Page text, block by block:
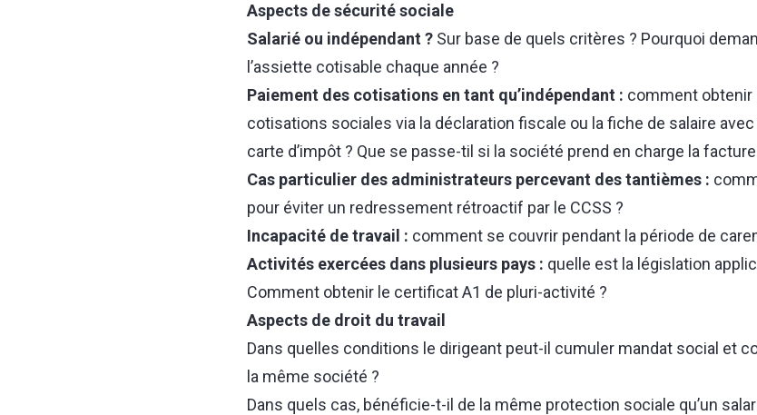
Aspects de sécurité sociale
Salarié ou indépendant ? Sur base de quels critères ? Pourquoi
l’assiette cotisable chaque année ?
Paiement des cotisations en tant qu’indépendant : comment obtenir
cotisations sociales via la déclaration fiscale ou la fiche de salaire
carte d’impôt ? Que se passe-til si la société prend en charge la facture
Cas particulier des administrateurs percevant des tantièmes :
pour éviter un redressement rétroactif par le CCSS ?
Incapacité de travail : comment se couvrir pendant la période de
Activités exercées dans plusieurs pays : quelle est la législation
Comment obtenir le certificat A1 de pluri-activité ?
Aspects de droit du travail
Dans quelles conditions le dirigeant peut-il cumuler mandat social et
la même société ?
Dans quels cas, bénéficie-t-il de la même protection sociale qu’un